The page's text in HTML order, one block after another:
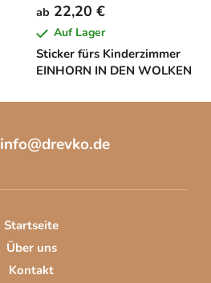
Sticker fürs Kinderzimmer
EINHORN IN DEN WOLKEN
ab 22,20 €
Auf Lager
info@drevko.de
Startseite
Über uns
Kontakt